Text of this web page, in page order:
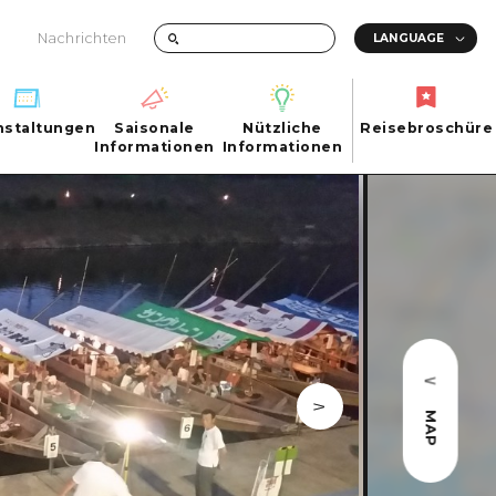
Nachrichten
City
Saisonale
Informationen
Nützliche
Informationen
FAQs
Foto-Download
Transportinformationen bei Katastrophen
Reisebroschüre
MAP